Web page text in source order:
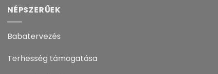
NÉPSZERŰEK
Babatervezés
Terhesség támogatása